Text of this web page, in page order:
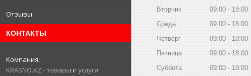
Отзывы
КОНТАКТЫ
KRASNO.KZ - товары и услуги
Вторник
09:00
18:00
Среда
09:00
18:00
Четверг
09:00
18:00
Пятница
09:00
18:00
Суббота
09:00
18:00